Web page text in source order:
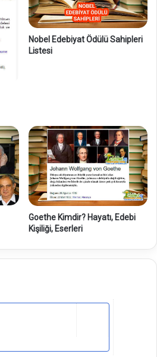
Nobel Edebiyat Ödülü Sahipleri
Listesi
Goethe Kimdir? Hayatı, Edebi
Kişiliği, Eserleri